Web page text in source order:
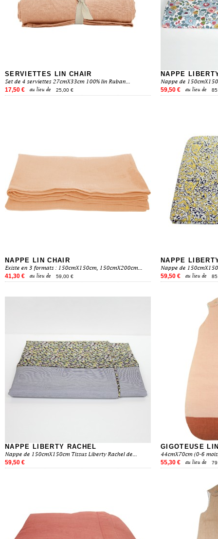
SERVIETTES LIN CHAIR
Set de 4 serviettes 27cmX33cm 100% lin Ruban...
17,50 €
au lieu de 25,00 €
NAPPE
Nappe de
59,50 €
au lieu de
NAPPE LIN CHAIR
Existe en 3 formats : 150cmX150cm, 150cmX200cm...
41,30 €
au lieu de 59,00 €
NAPPE
Nappe de
59,50 €
au lieu de
NAPPE LIBERTY RACHEL
Nappe de 150cmX150cm Tissus Liberty Rachel de...
59,50 €
GIGOTEUSE
44cmX70cm (0-6
55,30 €
au lieu de